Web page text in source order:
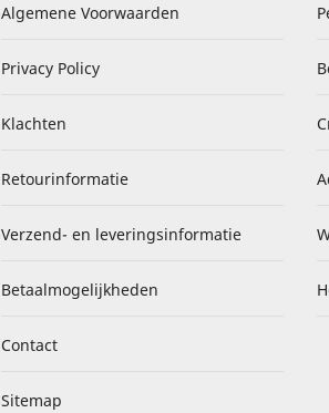
Algemene Voorwaarden
Privacy Policy
Klachten
Retourinformatie
Verzend- en leveringsinformatie
Betaalmogelijkheden
Contact
Sitemap